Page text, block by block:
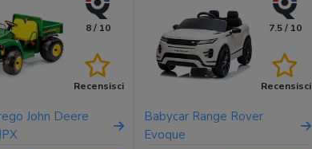
8 / 10
Recensisci
7.5 / 10
Recensisci
John Deere
Babycar Range Rover
Evoque